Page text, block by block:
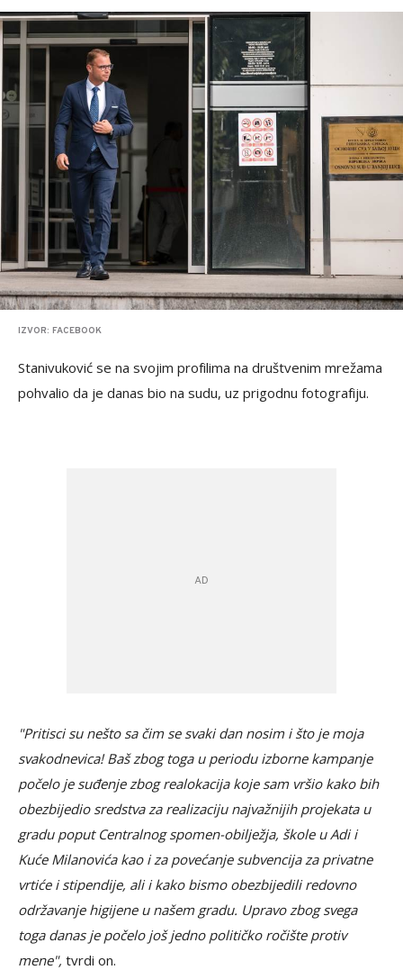
IZVOR: FACEBOOK
Stanivuković se na svojim profilima na društvenim mrežama
pohvalio da je danas bio na sudu, uz prigodnu fotografiju.
"Pritisci su nešto sa čim se svaki dan nosim i što je moja
svakodnevica! Baš zbog toga u periodu izborne kampanje
počelo je suđenje zbog realokacija koje sam vršio kako bih
obezbijedio sredstva za realizaciju najvažnijih projekata u
gradu poput Centralnog spomen-obilježja, škole u Adi i
Kuće Milanovića kao i za povećanje subvencija za privatne
vrtiće i stipendije, ali i kako bismo obezbijedili redovno
održavanje higijene u našem gradu. Upravo zbog svega
toga danas je počelo još jedno političko ročište protiv
mene", tvrdi on.